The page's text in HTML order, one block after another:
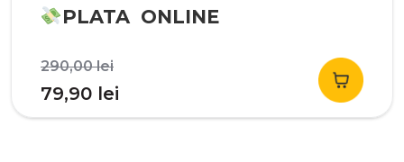
PLATA ONLINE
290,00leiPrețul
inițial
a
79,90 lei
curent